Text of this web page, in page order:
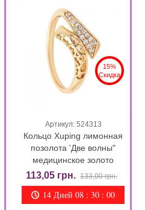
15%
Скидка
Артикул: 524313
Кольцо Xuping лимонная
позолота 'Две волны"
медицинское золото
113,05 грн. 133,00 грн.
14 Дней 08 : 29 : 58